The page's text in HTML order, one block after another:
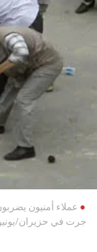
عملاء أمنيون
جرت في حزيران/يونيو.